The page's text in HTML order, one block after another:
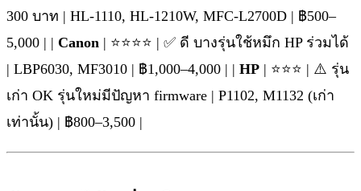
300 บาท | HL-1110, HL-1210W, MFC-L2700D | ฿500–
5,000 | | Canon | ⭐⭐⭐⭐ | ✅ ดี บางรุ่นใช้หมึก HP ร่วมได้
| LBP6030, MF3010 | ฿1,000–4,000 | | HP | ⭐⭐⭐ | ⚠️ รุ่น
เก่า OK รุ่นใหม่มีปัญหา firmware | P1102, M1132 (เก่า
เท่านั้น) | ฿800–3,500 |